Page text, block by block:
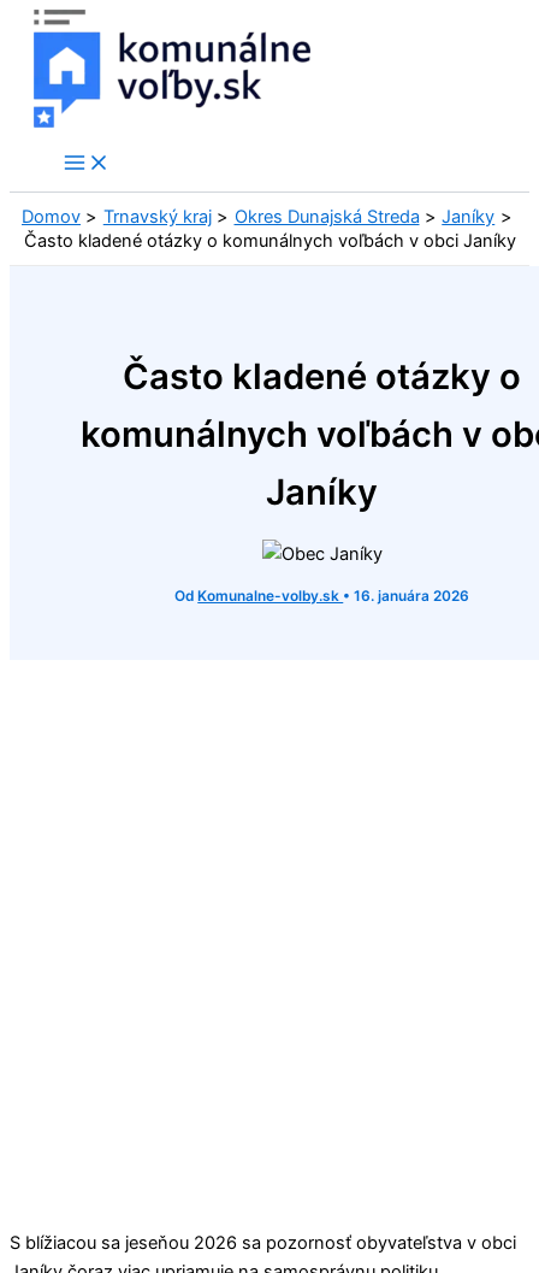
Preskočiť
obsah
Domov Trnavský kraj Okres Dunajská Streda
Janíky
Často kladené otázky o komunálnych voľbách v obci Janíky
Často kladené otázky o
komunálnych voľbách v
Janíky
Od Komunalne-volby.sk •16. januára 2026
S blížiacou sa jeseňou 2026 sa pozornosť obyvateľstva v obci